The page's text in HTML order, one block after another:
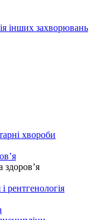
інших захворювань
хвороби
рентгенологія